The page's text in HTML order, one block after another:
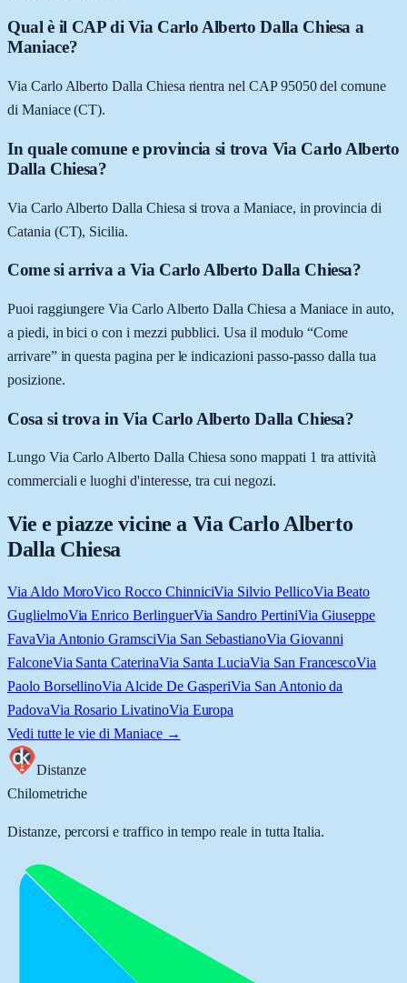
Qual è il CAP di Via Carlo Alberto Dalla Chiesa a
Maniace?
Via Carlo Alberto Dalla Chiesa rientra nel CAP 95050 del comune
di Maniace (CT).
In quale comune e provincia si trova Via Carlo Alberto
Dalla Chiesa?
Via Carlo Alberto Dalla Chiesa si trova a Maniace, in provincia di
Catania (CT), Sicilia.
Come si arriva a Via Carlo Alberto Dalla Chiesa?
Puoi raggiungere Via Carlo Alberto Dalla Chiesa a Maniace in auto,
a piedi, in bici o con i mezzi pubblici. Usa il modulo “Come
arrivare” in questa pagina per le indicazioni passo-passo dalla tua
posizione.
Cosa si trova in Via Carlo Alberto Dalla Chiesa?
Lungo Via Carlo Alberto Dalla Chiesa sono mappati 1 tra attività
commerciali e luoghi d'interesse, tra cui negozi.
Vie e piazze vicine a Via Carlo Alberto
Dalla Chiesa
Via Aldo MoroVico Rocco ChinniciVia Silvio PellicoVia Beato
GuglielmoVia Enrico BerlinguerVia Sandro PertiniVia Giuseppe
FavaVia Antonio GramsciVia San SebastianoVia Giovanni
FalconeVia Santa CaterinaVia Santa LuciaVia San FrancescoVia
Paolo BorsellinoVia Alcide De GasperiVia San Antonio da
PadovaVia Rosario LivatinoVia Europa
Vedi tutte le vie di Maniace→
Distanze
Chilometriche
Distanze, percorsi e traffico in tempo reale in tutta Italia.